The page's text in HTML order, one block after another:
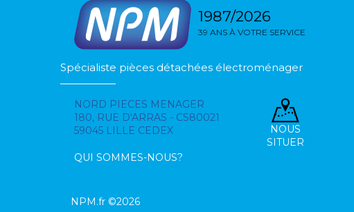
1987/2026
39 ANS À VOTRE SERVICE
Spécialiste pièces détachées électroménager
NORD PIECES MENAGER
180, RUE D'ARRAS - CS80021
59045 LILLE CEDEX
QUI SOMMES-NOUS?
NOUS
SITUER
NPM.fr ©2026